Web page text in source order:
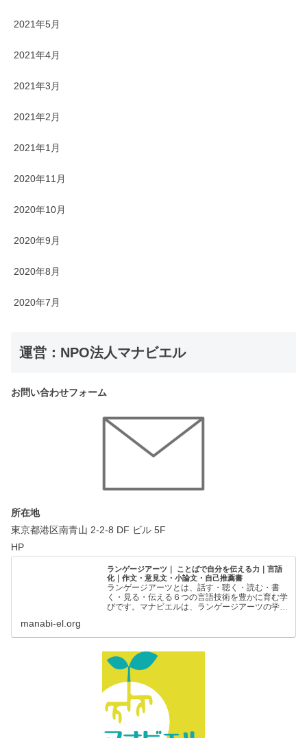
2021年5月
2021年4月
2021年3月
2021年2月
2021年1月
2020年11月
2020年10月
2020年9月
2020年8月
2020年7月
運営：NPO法人マナビエル
お問い合わせフォーム
所在地
東京都港区南青山 2-2-8 DF ビル 5F
HP
ランゲージアーツ｜ ことばで自分を伝える力｜言語
化｜作文・意見文・小論文・自己推薦書
ランゲージアーツとは、話す・聴く・読む・書
く・見る・伝える６つの言語技術を豊かに育む学
びです。マナビエルは、ランゲージアーツの学び
分を伝える力｜ランゲー…
manabi-el.org